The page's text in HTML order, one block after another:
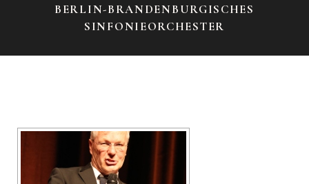
BERLIN-BRANDENBURGISCHES
SINFONIEORCHESTER